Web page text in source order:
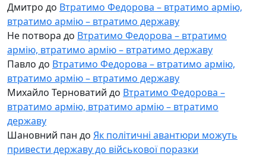
Дмитро до Втратимо Федорова – втратимо армію,
втратимо армію – втратимо державу
Не потвора до Втратимо Федорова – втратимо
армію, втратимо армію – втратимо державу
Павло до Втратимо Федорова – втратимо армію,
втратимо армію – втратимо державу
Михайло Терноватий до Втратимо Федорова –
втратимо армію, втратимо армію – втратимо
державу
Шановний пан до Як політичні авантюри можуть
привести державу до військової поразки